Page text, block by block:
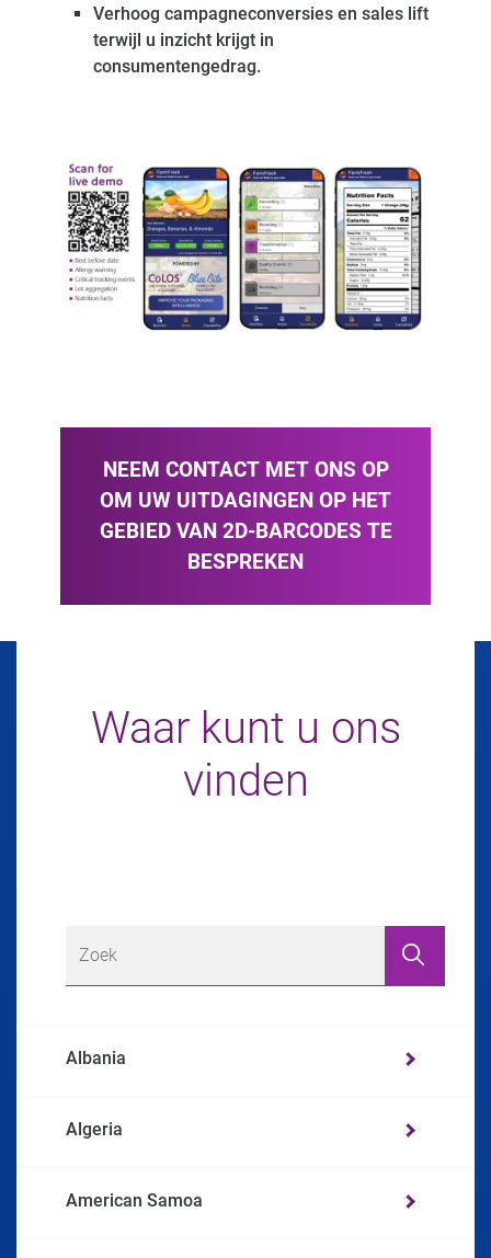
Verhoog campagneconversies en sales lift
terwijl u inzicht krijgt in
consumentengedrag.
NEEM CONTACT MET ONS OP
OM UW UITDAGINGEN OP HET
GEBIED VAN 2D-BARCODES TE
BESPREKEN
Waar kunt u ons
vinden
Albania
Algeria
American Samoa